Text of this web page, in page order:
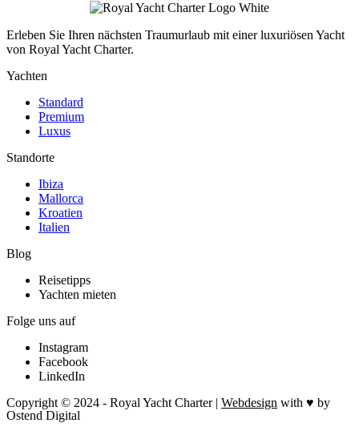
Erleben Sie Ihren nächsten Traumurlaub mit einer luxuriösen Yacht
von Royal Yacht Charter.
Yachten
Standard
Premium
Luxus
Standorte
Ibiza
Mallorca
Kroatien
Italien
Blog
Reisetipps
Yachten mieten
Folge uns auf
Instagram
Facebook
LinkedIn
Copyright © 2024 - Royal Yacht Charter | Webdesign with ♥ by
Ostend Digital